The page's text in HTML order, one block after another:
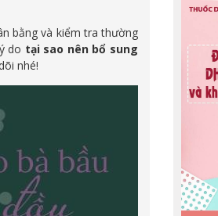
bằng và kiểm tra thường
do tại sao nên bổ sung
nhé!